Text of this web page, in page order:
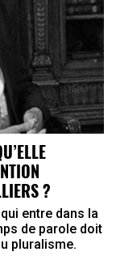
?
qui entre dans la
de parole doit
pluralisme.